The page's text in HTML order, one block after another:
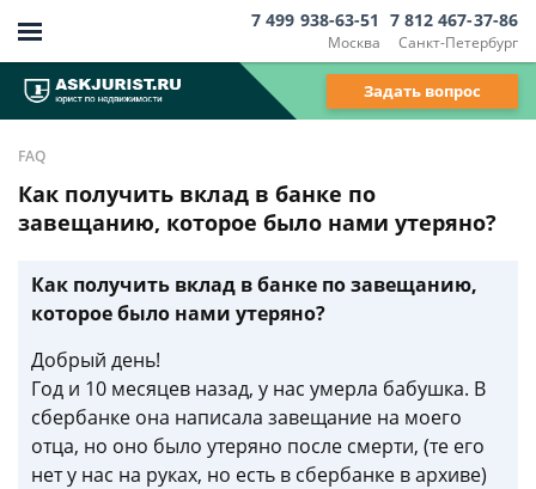
Москва
7 499 938-63-51
Санкт-Петербург
7 812 467-37-86
Задать вопрос
FAQ
Как получить вклад в банке по
завещанию, которое было нами утеряно?
Как получить вклад в банке по завещанию,
которое было нами утеряно?
Добрый день!
Год и 10 месяцев назад, у нас умерла бабушка. В
сбербанке она написала завещание на моего
отца, но оно было утеряно после смерти, (те его
нет у нас на руках, но есть в сбербанке в архиве)